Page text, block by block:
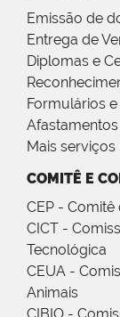
Emissão de
Entrega de
Diplomas e
Formulários
Mais serviços
COMITÊ E
CEP - Comitê
CICT -
Tecnológica
CEUA -
Animais